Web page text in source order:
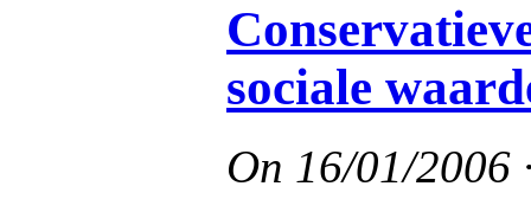
sociale
On 16/01/2006